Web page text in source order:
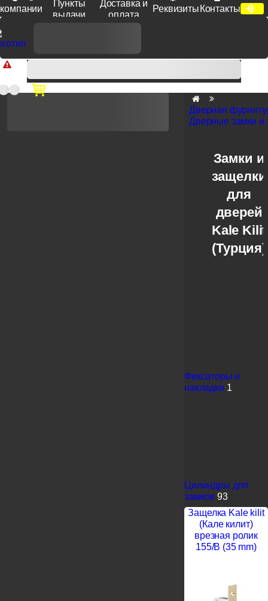
компании
Пункты
выдачи
Доставка и
оплата
Реквизиты Контакты
Доп. скидка от цен на сайте 7% при заказе от 50 тыс. руб
продукции Venezia, Fratelli, Tupai, Extreza, Melodia, Forme при
оплате по счету.
Дверная
Дверные замки и
Замки и
защелки
для
дверей
Kale Kilit
(Турция)
Фиксаторы и
накладки 1
Цилиндры для
замков 93
Защелка Kale kilit
(Кале килит)
врезная ролик
155/B (35 mm)